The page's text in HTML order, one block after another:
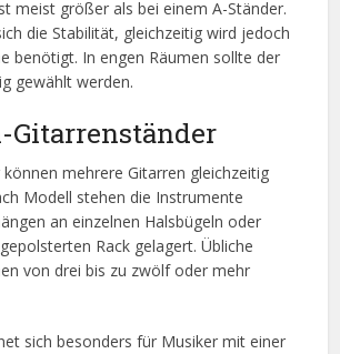
meist größer als bei einem A-Ständer.
die Stabilität, gleichzeitig wird jedoch
benötigt. In engen Räumen sollte der
gewählt werden.
Gitarrenständer
mehrere Gitarren gleichzeitig
Modell stehen die Instrumente
an einzelnen Halsbügeln oder
Rack gelagert. Übliche
von drei bis zu zwölf oder mehr
sich besonders für Musiker mit einer